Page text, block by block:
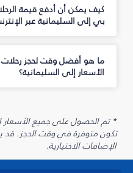
كيف يمكن أن أدفع قيمة
بي إلى السليمانية‎ عبر الإنترنت؟
ما هو أفضل وقت لحجز رحلات
الأسعار إلى السليمانية‎؟
تكون متوفرة في وقت الحجز.
الإضافات الاختيارية.